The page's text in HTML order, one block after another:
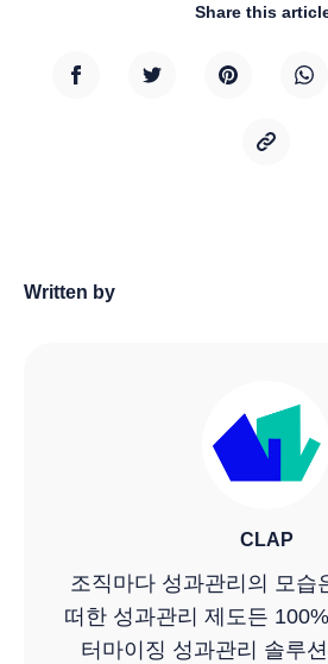
Share this
Written by
CLAP
조직마다 성과관리의 모습
떠한 성과관리 제도든
터마이징 성과관리 솔루